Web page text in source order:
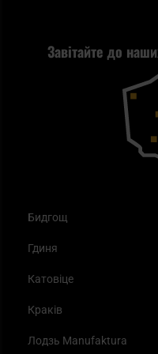
Завітайте до
Бидгощ
Гдиня
Катовіце
Краків
Лодзь Manufaktura
Повернення товару
Blackout - що це таке?
Як працює маска від
Найкращі спальні мішки
Самозахист